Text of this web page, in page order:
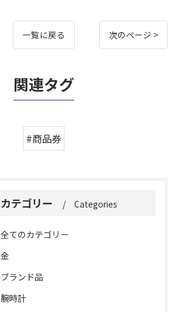
一覧に戻る 次のページ >
関連タグ
#商品券
カテゴリー Categories
全てのカテゴリー
金
ブランド品
腕時計